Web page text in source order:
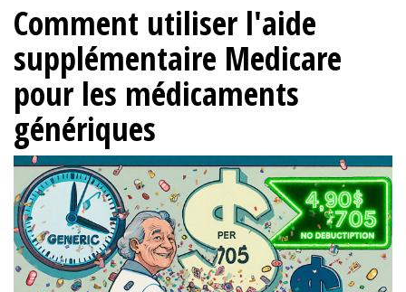
Comment utiliser l'aide
supplémentaire Medicare
pour les médicaments
génériques